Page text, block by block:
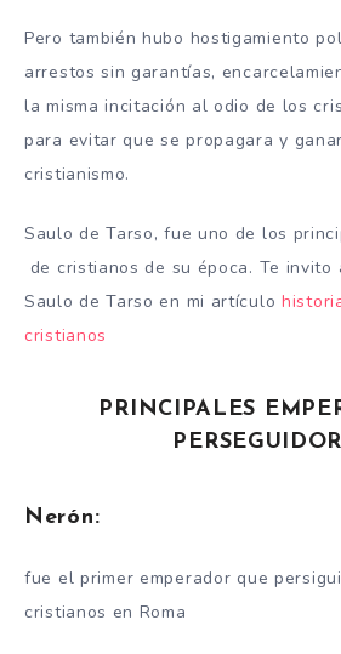
Pero también hubo hostigamiento
arrestos sin garantías,
la misma incitación al odio de los
para evitar que se propagara y
cristianismo.
Saulo de Tarso, fue uno de los
de cristianos de su época. Te invito
Saulo de Tarso en mi artículo
cristianos
PRINCIPALES
Nerón:
fue el primer emperador que
cristianos en Roma